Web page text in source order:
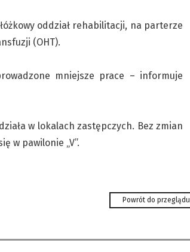
oddział rehabilitacji, na parterze
(OHT).
mniejsze prace – informuje
w lokalach zastępczych. Bez zmian
w pawilonie „V”.
Powrót do przeglądu
Samoobrona dla pań.
który może uratować...